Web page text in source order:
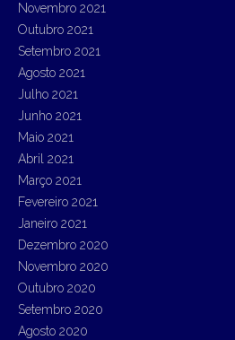
Novembro 2021
Outubro 2021
Setembro 2021
Agosto 2021
Julho 2021
Junho 2021
Maio 2021
Abril 2021
Março 2021
Fevereiro 2021
Janeiro 2021
Dezembro 2020
Novembro 2020
Outubro 2020
Setembro 2020
Agosto 2020